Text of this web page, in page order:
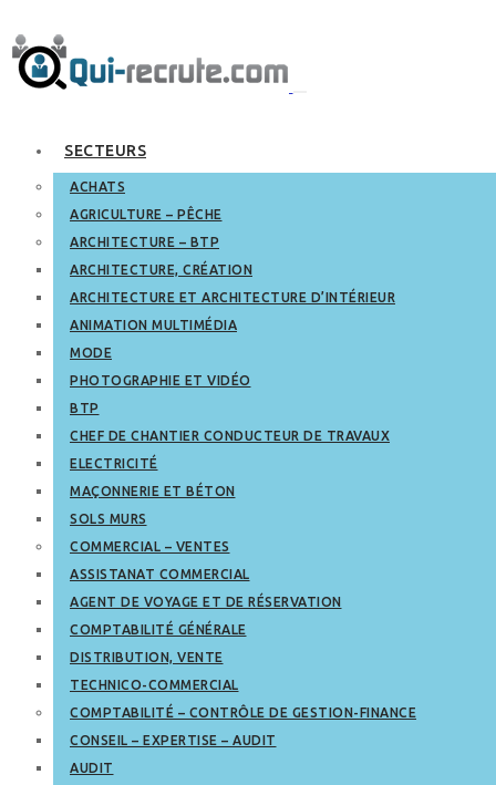
SECTEURS
ACHATS
AGRICULTURE – PÊCHE
ARCHITECTURE – BTP
ARCHITECTURE, CRÉATION
ARCHITECTURE ET ARCHITECTURE D’INTÉRIEUR
ANIMATION MULTIMÉDIA
MODE
PHOTOGRAPHIE ET VIDÉO
BTP
CHEF DE CHANTIER CONDUCTEUR DE TRAVAUX
ELECTRICITÉ
MAÇONNERIE ET BÉTON
SOLS MURS
COMMERCIAL – VENTES
ASSISTANAT COMMERCIAL
AGENT DE VOYAGE ET DE RÉSERVATION
COMPTABILITÉ GÉNÉRALE
DISTRIBUTION, VENTE
TECHNICO-COMMERCIAL
COMPTABILITÉ – CONTRÔLE DE GESTION-FINANCE
CONSEIL – EXPERTISE – AUDIT
AUDIT